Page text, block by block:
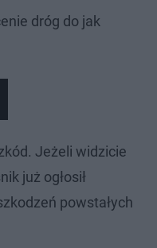
dróg do jak
Jeżeli widzicie
już ogłosił
powstałych